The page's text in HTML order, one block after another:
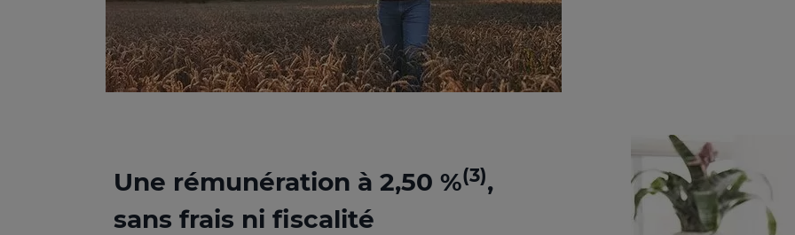
Une rémunération à 2,50 %(3),
sans frais ni fiscalité